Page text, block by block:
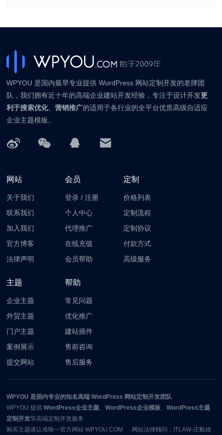
WPYOU 是国内最早专业提供 WordPress 网站定制开发的老牌团
队，我们拥有近十年的高端企业建站开发经验，专注于设计开发更
利于搜索优化、营销推广的适用于各行业的全平台优质高级自适应
企业主题模板。
网站
关于我们
联系我们
加入我们
官方博客
法律声明
会员
登录 /注册
个人中心
代理推广
在线充值
会员帮助
定制
价格列表
定制流程
定制协议
付款方式
高级服务
主题
企业主题
外贸主题
门户主题
案例展示
提交网站
帮助
常见问题
优化推广
建站插件
售前咨询
售后服务
WPYOU 是国内专业的知名高端 WordPress 网站定制开发团队
WPYOU 提供WordPress企业主题 、WordPress企业模板 、WordPress主题
定制开发等高端定制开发服务
购买主题请认准唯一官方网站 WPYOU.COM 网站法律顾问：ITLAW-庄毅雄